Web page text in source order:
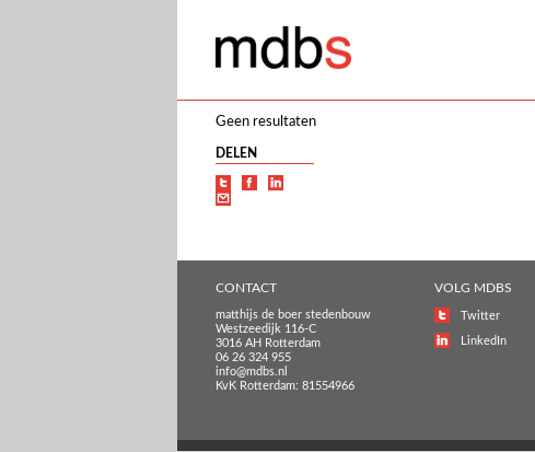
Geen resultaten
DELEN
CONTACT
matthijs de boer stedenbouw
Westzeedijk 116-C
3016 AH Rotterdam
06 26 324 955
info@mdbs.nl
KvK Rotterdam: 81554966
VOLG MDBS
Twitter
LinkedIn